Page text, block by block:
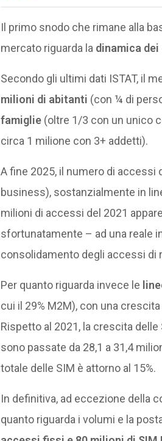
Il primo snodo che rimane alla
mercato riguarda la dinamica
Secondo gli ultimi dati ISTAT, il
milioni di abitanti (con ¼ di
famiglie(oltre 1/3 con un unico
circa 1 milione con 3+ addetti).
A fine 2025, il numero di accessi
business), sostanzialmente in
milioni di accessi del 2021
sfortunatamente – ad una reale
consolidamento degli accessi di
Per quanto riguarda invece le
cui il 29% M2M), con una
Rispetto al 2021, la crescita
sono passate da 28,1 a 31,4
totale delle SIM è attorno al 15%.
In definitiva, ad eccezione della
quanto riguarda i volumi e la